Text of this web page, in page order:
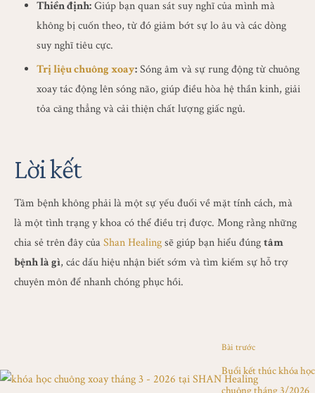
Thiền định:Giúp bạn quan sát suy nghĩ của mình mà
không bị cuốn theo, từ đó giảm bớt sự lo âu và các dòng
suy nghĩ tiêu cực.
Trị liệu chuông xoay:Sóng âm và sự rung động từ chuông
xoay tác động lên sóng não, giúp điều hòa hệ thần kinh, giải
tỏa căng thẳng và cải thiện chất lượng giấc ngủ.
Lời kết
Tâm bệnh không phải là một sự yếu đuối về mặt tính cách, mà
là một tình trạng y khoa có thể điều trị được. Mong rằng những
chia sẻ trên đây củaShan Healingsẽ giúp bạn hiểu đúngtâm
bệnh là gì, các dấu hiệu nhận biết sớm và tìm kiếm sự hỗ trợ
chuyên môn để nhanh chóng phục hồi.
Bài trước
Buổi kết thúc khóa học